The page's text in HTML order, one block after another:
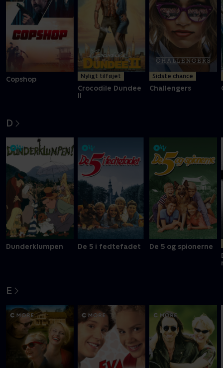
Copshop Nyligt tilføjet
Crocodile Dundee
II
Sidste chance
Challengers
D
Dunderklumpen De 5 i fedtefadet
De 5 og spionerne
E